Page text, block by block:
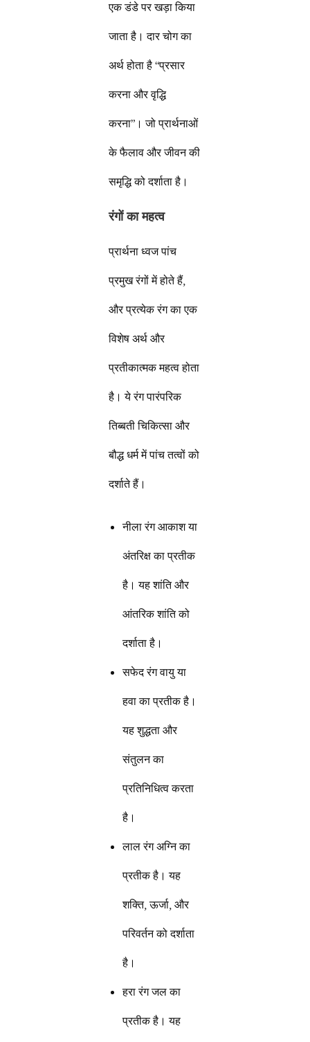
एक डंडे पर खड़ा किया
जाता है। दार चोग का
अर्थ होता है “प्रसार
करना और वृद्धि
करना”। जो प्रार्थनाओं
के फैलाव और जीवन की
समृद्धि को दर्शाता है।
रंगों का महत्व
प्रार्थना ध्वज पांच
प्रमुख रंगों में होते हैं,
और प्रत्येक रंग का एक
विशेष अर्थ और
प्रतीकात्मक महत्व होता
है। ये रंग पारंपरिक
तिब्बती चिकित्सा और
बौद्ध धर्म में पांच तत्वों को
दर्शाते हैं।
नीला रंग आकाश या
अंतरिक्ष का प्रतीक
है। यह शांति और
आंतरिक शांति को
दर्शाता है।
सफेद रंग वायु या
हवा का प्रतीक है।
यह शुद्धता और
संतुलन का
प्रतिनिधित्व करता
है।
लाल रंग अग्नि का
प्रतीक है। यह
शक्ति, ऊर्जा, और
परिवर्तन को दर्शाता
है।
हरा रंग जल का
प्रतीक है। यह